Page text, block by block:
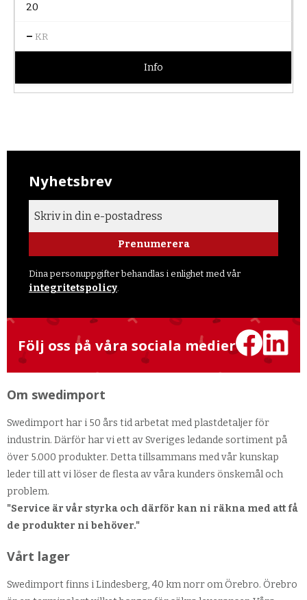
20
– KR
Info
Nyhetsbrev
Prenumerera
Dina personuppgifter behandlas i enlighet med vår
integritetspolicy
Följ oss på våra sociala medier
Om swedimport
Swedimport har i 50 års tid arbetat med plastdetaljer för
industrin. Därför har vi ett av Sveriges ledande sortiment på
över 5.000 produkter. Detta tillsammans med vår kunskap
leder till att vi löser de flesta av våra kunders önskemål och
problem.
"Service är vår styrka och därför kan ni räkna med att få
de produkter ni behöver."
Vårt lager
Swedimport finns i Lindesberg, 40 km norr om Örebro. Örebro